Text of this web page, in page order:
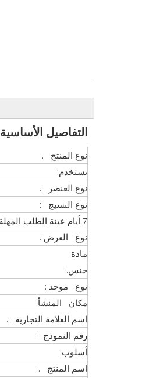
التفاصيل الأساسية
نوع المنتج :
يستخدم:
نوع العنصر :
نوع النسيج :
7 أيام عينة الطلب المهلة:
نوع العرض :
مادة:
جنس:
نوع موحد :
مكان المنشأ:
اسم العلامة التجارية :
رقم النموذج :
أسلوب:
اسم المنتج :